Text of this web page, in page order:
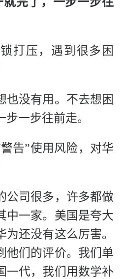
打压，遇到很多困
也没有用。不去想困
一步往前走。
告”使用风险，对华
公司很多，许多都做
中一家。美国是夸大
为还没有这么厉害。
他们的评价。我们单
一代，我们用数学补